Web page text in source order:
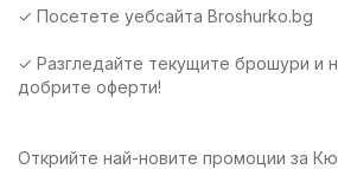
✓ Посетете уебсайта Broshurko.bg
✓ Разгледайте текущите брошури и
добрите оферти!
Открийте най-новите промоции за